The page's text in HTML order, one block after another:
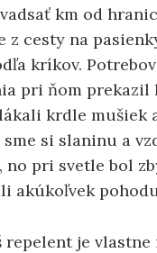
km od
z cesty na
kríkov.
pri ňom prekazil
krdle mušiek
si slaninu a
pri svetle bol
akúkoľvek
repelent je